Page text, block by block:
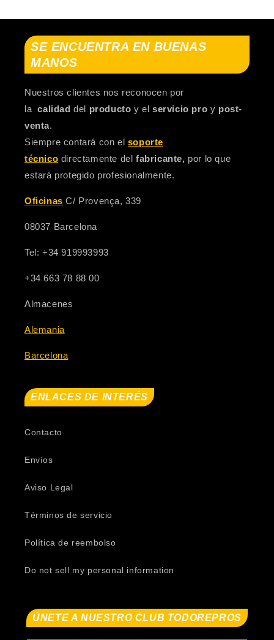
SE ENCUENTRA EN BUENAS
MANOS
Nuestros clientes nos reconocen por
lacalidad del producto y elservicio pro y post-
venta.
Siempre contará con el soporte
técnico directamente delfabricante, por lo que
estará protegido profesionalmente.
Oficinas C/ Provença, 339
08037 Barcelona
Tel: +34 919993993
+34 663 78 88 00
Almacenes
Alemania
Barcelona
ENLACES DE INTERÉS
Contacto
Envíos
Aviso Legal
Términos de servicio
Política de reembolso
Do not sell my personal information
ÚNETE A NUESTRO CLUB TODOREPROS